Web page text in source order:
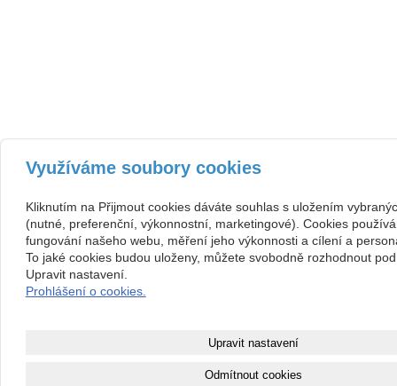
Využíváme soubory cookies
Kliknutím na Přijmout cookies dáváte souhlas s uložením
(nutné, preferenční, výkonnostní, marketingové). Cookies
fungování našeho webu, měření jeho výkonnosti a cílení a
To jaké cookies budou uloženy, můžete svobodně rozhodnout
Upravit nastavení.
Prohlášení o cookies.
Upravit nastavení
Odmítnout cookies